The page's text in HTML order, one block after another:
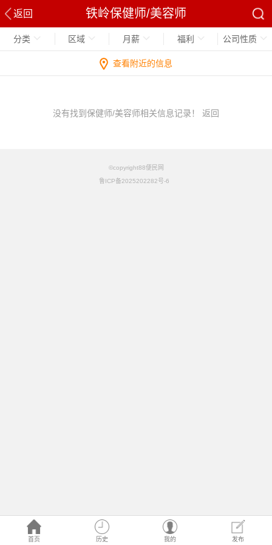
返回 铁岭保健师/美容师
首页 历史 我的 发布
分类 区域 月薪 福利 公司性质
查看附近的信息
没有找到保健师/美容师相关信息记录！ 返回
©copyright88便民网
鲁ICP备2025202282号-6